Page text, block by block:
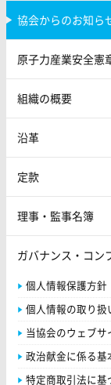
協会からのお知ら
原子力産業安全憲
組織の概要
沿革
定款
理事・監事名簿
ガバナンス・コン
個人情報保護方針
個人情報の取り扱
当協会のウェブサ
政治献金に係る基
特定商取引法に基